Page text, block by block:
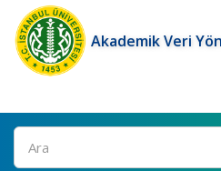
Akademik Veri
Ara